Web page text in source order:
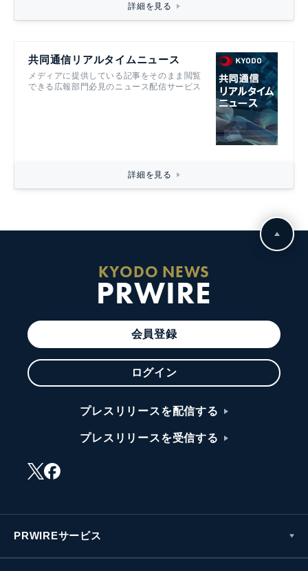
詳細を見る
共同通信リアルタイムニュース
メディアに提供している記事をそのまま閲覧
できる広報部門必見のニュース配信サービス
詳細を見る
KYODO NEWS
PRWIRE
会員登録
ログイン
プレスリリースを配信する
プレスリリースを受信する
PRWIREサービス